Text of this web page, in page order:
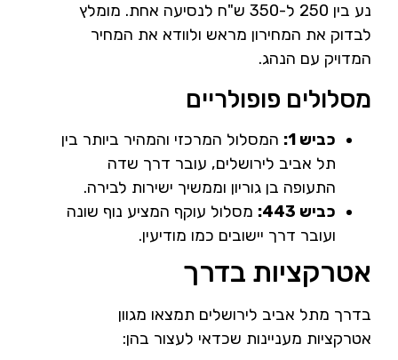
נע בין 250 ל-350 ש"ח לנסיעה אחת. מומלץ
לבדוק את המחירון מראש ולוודא את המחיר
המדויק עם הנהג.
מסלולים פופולריים
כביש 1:
המסלול המרכזי והמהיר ביותר בין
תל אביב לירושלים, עובר דרך שדה
התעופה בן גוריון וממשיך ישירות לבירה.
כביש 443:
מסלול עוקף המציע נוף שונה
ועובר דרך יישובים כמו מודיעין.
אטרקציות בדרך
בדרך מתל אביב לירושלים תמצאו מגוון
אטרקציות מעניינות שכדאי לעצור בהן: